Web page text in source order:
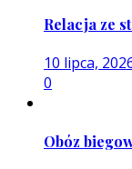
Relacja ze
10 lipca,
0
Obóz